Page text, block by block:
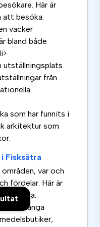
Här är
att besöka:
vacker
bland både
utställningsplats
från
som har funnits i
arkitektur som
Fisksätra
var och
fördelar. Här är
många